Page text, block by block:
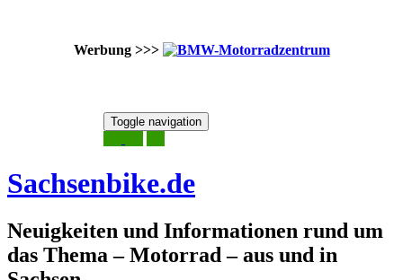
Werbung >>>
Toggle navigation
Sachsenbike.de
Neuigkeiten und Informationen rund um
das Thema – Motorrad – aus und in